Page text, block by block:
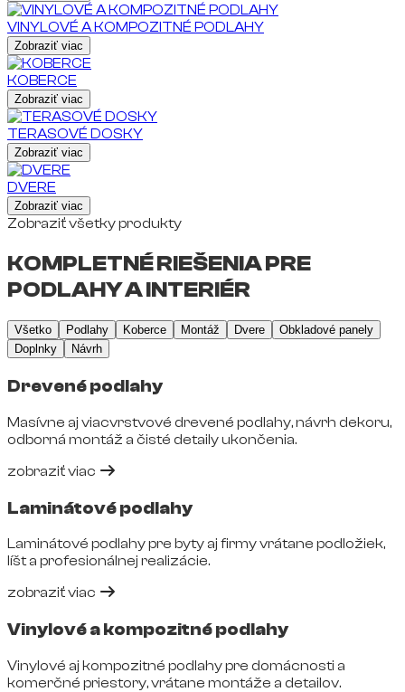
VINYLOVÉ A KOMPOZITNÉ PODLAHY
Zobraziť viac
KOBERCE
Zobraziť viac
TERASOVÉ DOSKY
Zobraziť viac
DVERE
Zobraziť viac
Zobraziť všetky produkty
KOMPLETNÉ RIEŠENIA PRE
PODLAHY A INTERIÉR
Všetko Podlahy Koberce Montáž Dvere
Obkladové panely
Doplnky
Návrh
Drevené podlahy
Masívne aj viacvrstvové drevené podlahy, návrh dekoru,
odborná montáž a čisté detaily ukončenia.
zobraziť viac
Laminátové podlahy
Laminátové podlahy pre byty aj firmy vrátane podložiek,
líšt a profesionálnej realizácie.
zobraziť viac
Vinylové a kompozitné podlahy
Vinylové aj kompozitné podlahy pre domácnosti a
komerčné priestory, vrátane montáže a detailov.